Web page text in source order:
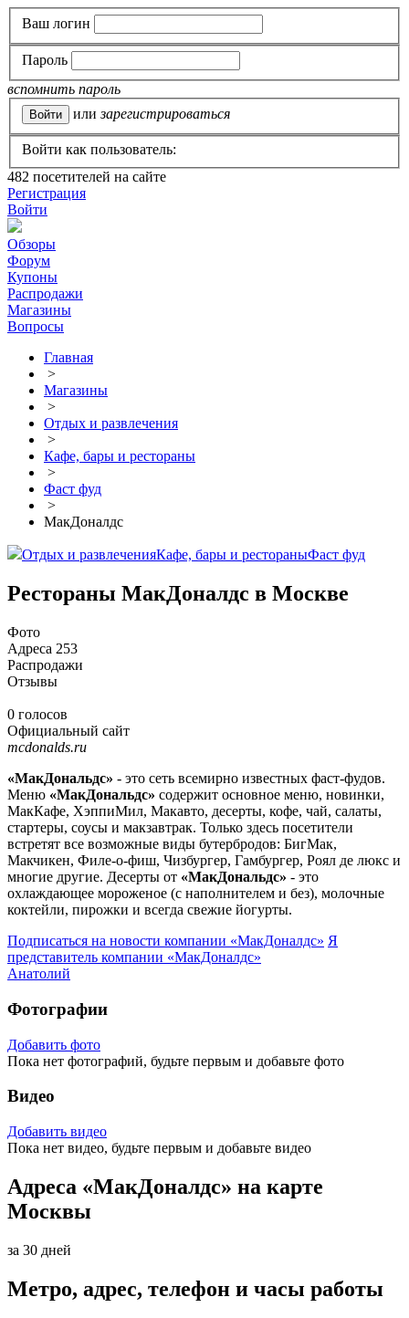
Ваш логин
Пароль
вспомнить пароль
или зарегистрироваться
Войти как пользователь:
482 посетителей на сайте
Регистрация
Войти
Обзоры
Форум
Купоны
Распродажи
Магазины
Вопросы
Главная
>
Магазины
>
Отдых и развлечения
>
Кафе, бары и рестораны
>
Фаст фуд
>
МакДоналдс
Отдых и развлеченияКафе, бары и рестораныФаст фуд
Рестораны МакДоналдс в Москве
Фото
Адреса 253
Распродажи
Отзывы
0 голосов
Официальный сайт
mcdonalds.ru
«МакДональдс» - это сеть всемирно известных фаст-фудов.
Меню «МакДональдс» содержит основное меню, новинки,
МакКафе, ХэппиМил, Макавто, десерты, кофе, чай, салаты,
стартеры, соусы и макзавтрак. Только здесь посетители
встретят все возможные виды бутербродов: БигМак,
Макчикен, Филе-о-фиш, Чизбургер, Гамбургер, Роял де люкс и
многие другие. Десерты от «МакДональдс» - это
охлаждающее мороженое (с наполнителем и без), молочные
коктейли, пирожки и всегда свежие йогурты.
Подписаться на новости компании «МакДоналдс» Я
представитель компании «МакДоналдс»
Анатолий
Фотографии
Добавить фото
Пока нет фотографий, будьте первым и добавьте фото
Видео
Добавить видео
Пока нет видео, будьте первым и добавьте видео
Адреса «МакДоналдс» на карте
Москвы
за 30 дней
Метро, адрес, телефон и часы работы